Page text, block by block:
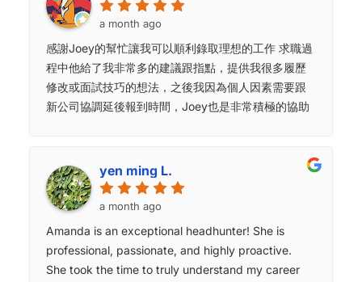
a month ago
感謝Joey的幫忙讓我可以順利錄取理想的工作 求職過
程中他給了我非常多的建議跟指點，提供我很多履歷
修改或面試技巧的想法，之後我因為個人因素需要跟
新公司協調延後報到時間，Joey也是非常積極的協助
yen ming L.
a month ago
Amanda is an exceptional headhunter! She is
professional, passionate, and highly proactive.
She took the time to truly understand my career